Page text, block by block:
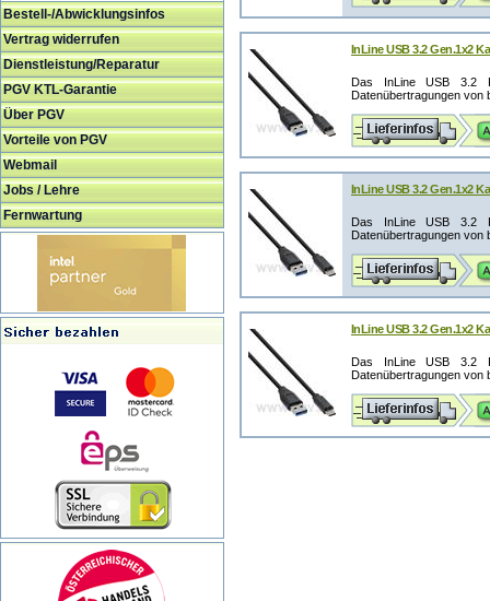
Bestell-/Abwicklungsinfos
Vertrag widerrufen
Dienstleistung/Reparatur
PGV KTL-Garantie
Über PGV
Vorteile von PGV
Webmail
Jobs / Lehre
Fernwartung
InLine USB 3.2 Gen.1x2
Das InLine USB 3.2
Datenübertragungen von
InLine USB 3.2 Gen.1x2
Das InLine USB 3.2
Datenübertragungen von
InLine USB 3.2 Gen.1x2
Das InLine USB 3.2
Datenübertragungen von